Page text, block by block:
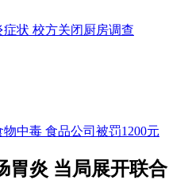
状 校方关闭厨房调查
中毒 食品公司被罚1200元
胃炎 当局展开联合